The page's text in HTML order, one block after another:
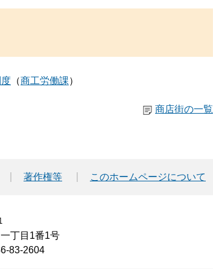
商工労働課
商店街の一覧
著作権等 このホームページについて
丁目1番1号
83-2604